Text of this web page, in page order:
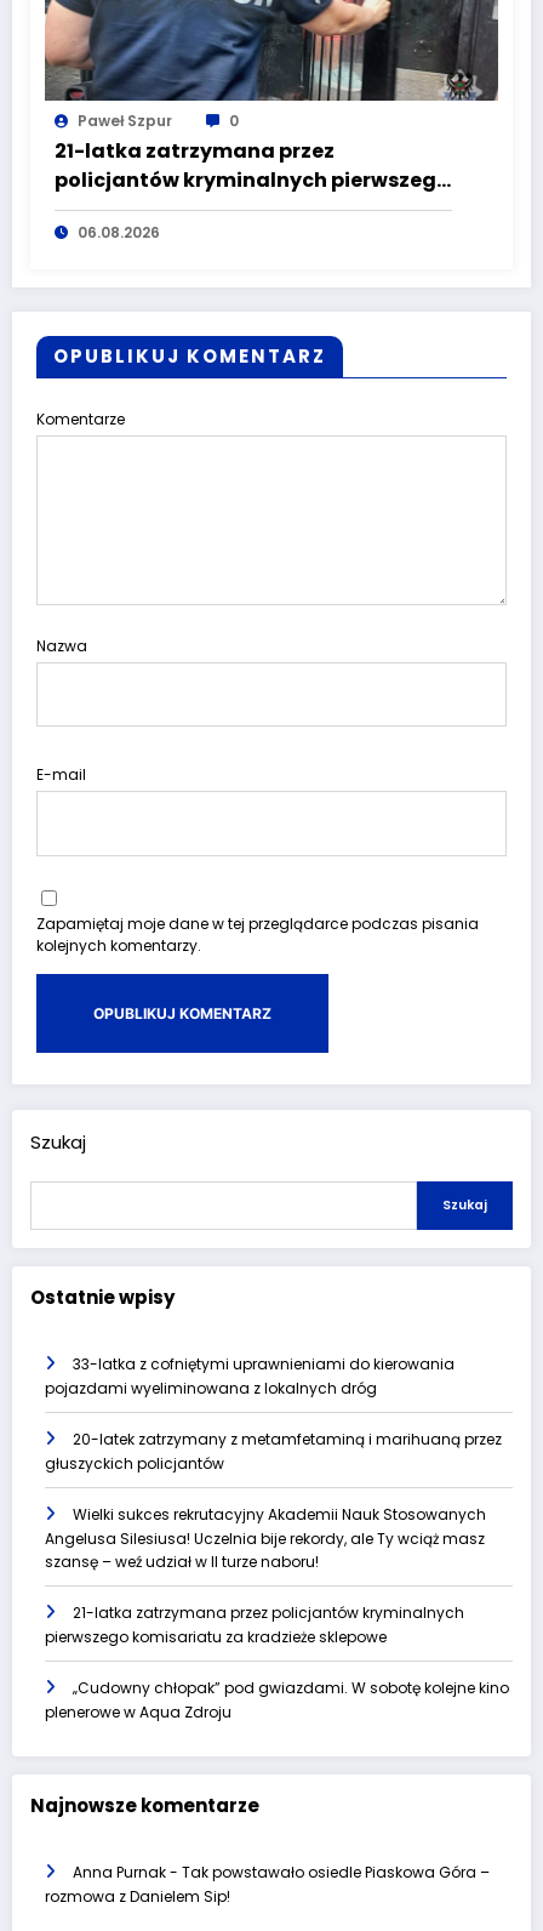
Paweł Szpur 0
21-latka zatrzymana przez
policjantów kryminalnych pierwszego
komisariatu za kradzieże sklepowe
06.08.2026
OPUBLIKUJ KOMENTARZ
Komentarze
Nazwa
E-mail
Zapamiętaj moje dane w tej przeglądarce podczas pisania
kolejnych komentarzy.
Szukaj
Szukaj
Ostatnie wpisy
33-latka z cofniętymi uprawnieniami do kierowania
pojazdami wyeliminowana z lokalnych dróg
20-latek zatrzymany z metamfetaminą i marihuaną przez
głuszyckich policjantów
Wielki sukces rekrutacyjny Akademii Nauk Stosowanych
Angelusa Silesiusa! Uczelnia bije rekordy, ale Ty wciąż masz
szansę – weź udział w II turze naboru!
21-latka zatrzymana przez policjantów kryminalnych
pierwszego komisariatu za kradzieże sklepowe
„Cudowny chłopak” pod gwiazdami. W sobotę kolejne kino
plenerowe w Aqua Zdroju
Najnowsze komentarze
Anna Purnak- Tak powstawało osiedle Piaskowa Góra –
rozmowa z Danielem Sip!